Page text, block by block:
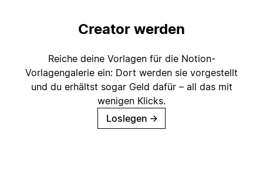
Creator werden
Reiche deine Vorlagen für die Notion-
Vorlagengalerie ein: Dort werden sie vorgestellt
und du erhältst sogar Geld dafür – all das mit
wenigen Klicks.
Loslegen →